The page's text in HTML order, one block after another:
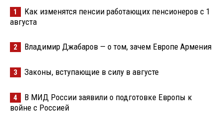
1
Как изменятся пенсии работающих пенсионеров с 1
августа
2 Владимир Джабаров — о том, зачем Европе Армения
3 Законы, вступающие в силу в августе
4
В МИД России заявили о подготовке Европы к
войне с Россией